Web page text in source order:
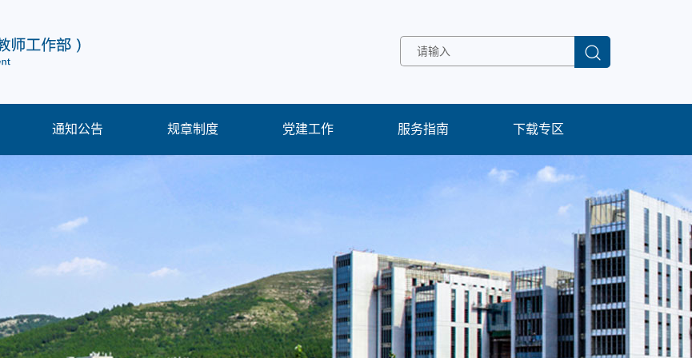
通知公告 规章制度 党建工作 服务指南 下载专区